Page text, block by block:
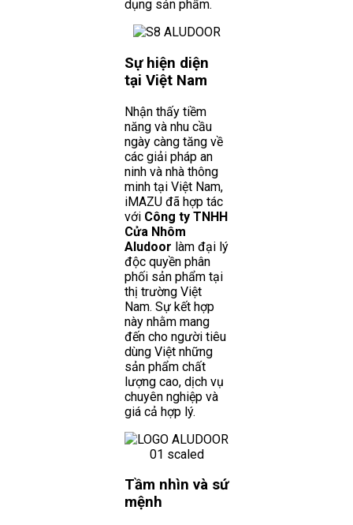
dụng sản phẩm.
Sự hiện diện
tại Việt Nam
Nhận thấy tiềm
năng và nhu cầu
ngày càng tăng về
các giải pháp an
ninh và nhà thông
minh tại Việt Nam,
iMAZU đã hợp tác
với Công ty TNHH
Cửa Nhôm
Aludoor làm đại lý
độc quyền phân
phối sản phẩm tại
thị trường Việt
Nam. Sự kết hợp
này nhằm mang
đến cho người tiêu
dùng Việt những
sản phẩm chất
lượng cao, dịch vụ
chuyên nghiệp và
giá cả hợp lý.
Tầm nhìn và sứ
mệnh